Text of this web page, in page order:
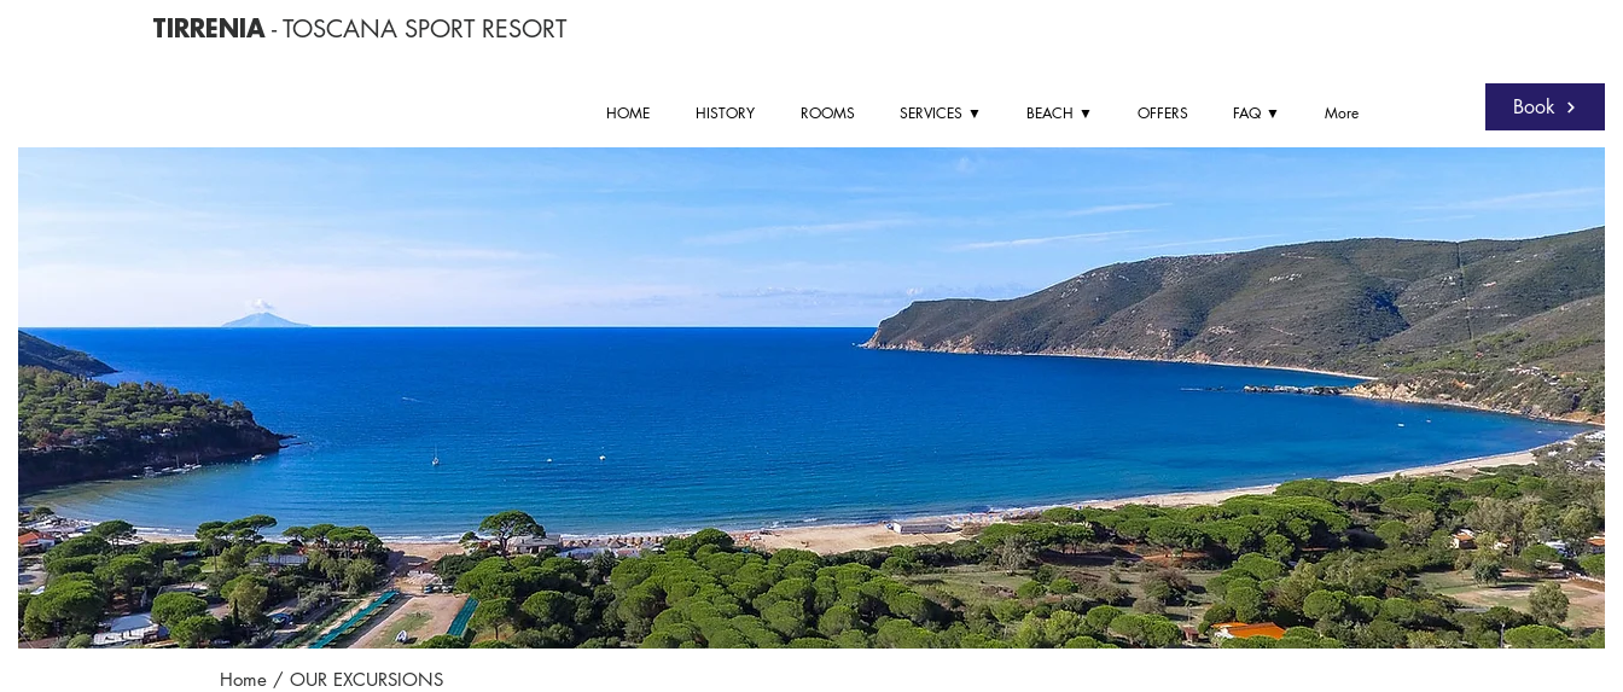
TIRRENIA - TOSCANA SPORT RESORT
HOME HISTORY ROOMS SERVICES ▼ BEACH ▼ OFFERS FAQ ▼ More Book
Home / OUR EXCURSIONS